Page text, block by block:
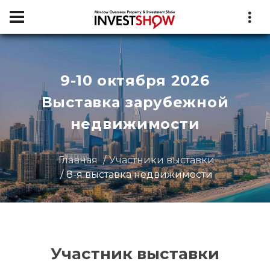
9-10 октября 2026
Выставка зарубежной
недвижимости
Главная
Участники выставки
8-я выставка недвижимости
Участник выставки